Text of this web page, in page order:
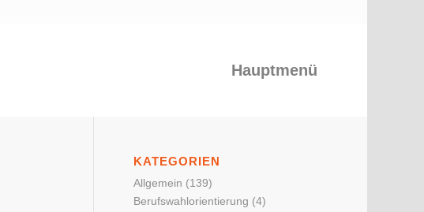
Hauptmenü
KATEGORIEN
Allgemein (139)
Berufswahlorientierung (4)